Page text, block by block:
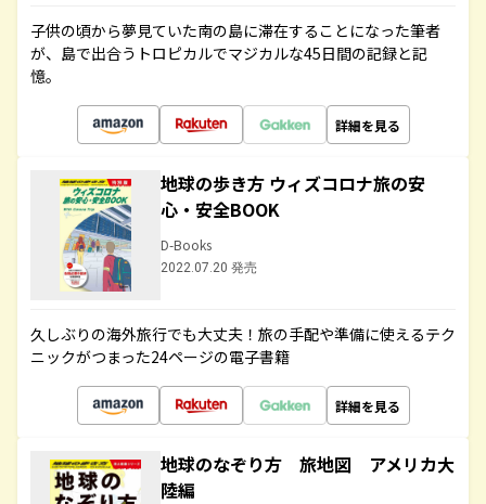
子供の頃から夢見ていた南の島に滞在することになった筆者
が、島で出合うトロピカルでマジカルな45日間の記録と記
憶。
詳細を見る
地球の歩き方 ウィズコロナ旅の安
心・安全BOOK
D-Books
2022.07.20 発売
久しぶりの海外旅行でも大丈夫！旅の手配や準備に使えるテク
ニックがつまった24ページの電子書籍
詳細を見る
地球のなぞり方 旅地図 アメリカ大
陸編